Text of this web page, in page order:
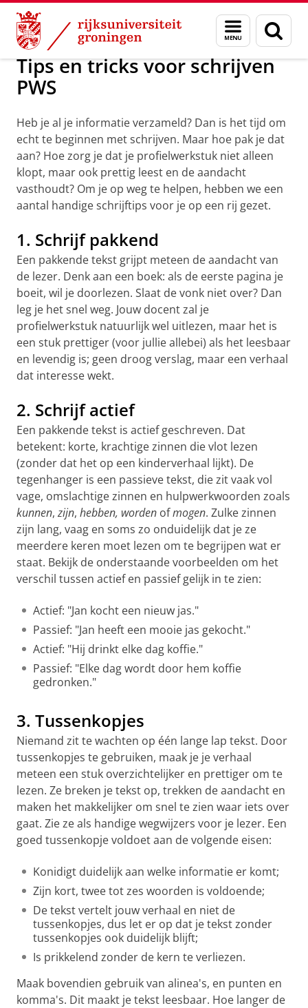
Skip
Content
Skip
Navigation
Menu
en
zoeken
Maatschappij/bedrijven Profielwerkstuk
Tips en tricks voor schrijven
PWS
Heb je al je informatie verzameld? Dan is het tijd om
echt te beginnen met schrijven. Maar hoe pak je dat
aan? Hoe zorg je dat je profielwerkstuk niet alleen
klopt, maar ook prettig leest en de aandacht
vasthoudt? Om je op weg te helpen, hebben we een
aantal handige schrijftips voor je op een rij gezet.
1. Schrijf pakkend
Een pakkende tekst grijpt meteen de aandacht van
de lezer. Denk aan een boek: als de eerste pagina je
boeit, wil je doorlezen. Slaat de vonk niet over? Dan
leg je het snel weg. Jouw docent zal je
profielwerkstuk natuurlijk wel uitlezen, maar het is
een stuk prettiger (voor jullie allebei) als het leesbaar
en levendig is; geen droog verslag, maar een verhaal
dat interesse wekt.
2. Schrijf actief
Een pakkende tekst is actief geschreven. Dat
betekent: korte, krachtige zinnen die vlot lezen
(zonder dat het op een kinderverhaal lijkt). De
tegenhanger is een passieve tekst, die zit vaak vol
vage, omslachtige zinnen en hulpwerkwoorden zoals
kunnen,zijn, hebben, worden ofmogen. Zulke zinnen
zijn lang, vaag en soms zo onduidelijk dat je ze
meerdere keren moet lezen om te begrijpen wat er
staat. Bekijk de onderstaande voorbeelden om het
verschil tussen actief en passief gelijk in te zien:
Actief: "Jan kocht een nieuw jas."
Passief: "Jan heeft een mooie jas gekocht."
Actief: "Hij drinkt elke dag koffie."
Passief: "Elke dag wordt door hem koffie
gedronken."
3. Tussenkopjes
Niemand zit te wachten op één lange lap tekst. Door
tussenkopjes te gebruiken, maak je je verhaal
meteen een stuk overzichtelijker en prettiger om te
lezen. Ze breken je tekst op, trekken de aandacht en
maken het makkelijker om snel te zien waar iets over
gaat. Zie ze als handige wegwijzers voor je lezer. Een
goed tussenkopje voldoet aan de volgende eisen:
Konidigt duidelijk aan welke informatie er komt;
Zijn kort, twee tot zes woorden is voldoende;
De tekst vertelt jouw verhaal en niet de
tussenkopjes, dus let er op dat je tekst zonder
tussenkopjes ook duidelijk blijft;
Is prikkelend zonder de kern te verliezen.
Maak bovendien gebruik van alinea's, en punten en
komma's. Dit maakt je tekst leesbaar. Hoe langer de